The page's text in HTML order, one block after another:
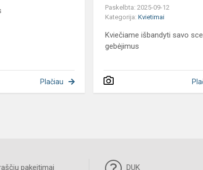
Plačiau
Paskelbta: 2025-09-12
Kategorija:Kvietimai
Kviečiame išbandyti savo
gebėjimus
pakeitimai DUK